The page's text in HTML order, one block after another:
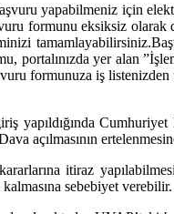
yapabilmeniz için
formunu eksiksiz olarak
portalınızda yer alan
formunuza iş
yapıldığında Cumhuriyet
açılmasının
itiraz
sebebiyet verebilir.